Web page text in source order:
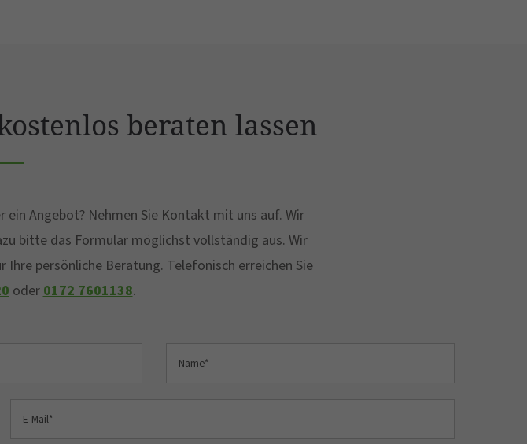
beraten lassen
Angebot? Nehmen Sie Kontakt mit uns auf. Wir
bitte das Formular möglichst vollständig aus. Wir
persönliche Beratung. Telefonisch erreichen Sie
oder0172 7601138.